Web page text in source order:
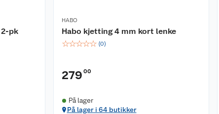
pk
HABO
Habo kjetting 4 mm kort lenke
☆☆☆☆☆ (0)
279 00
På lager
På lager i 64 butikker